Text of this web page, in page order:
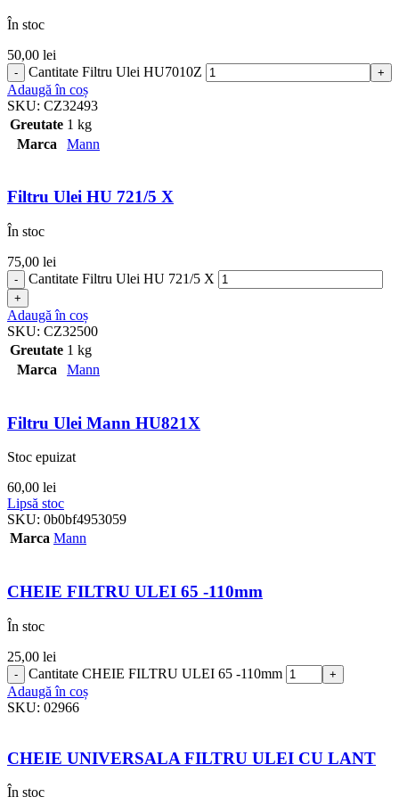
În stoc
50,00 lei
Cantitate Filtru Ulei HU7010Z
Adaugă în coș
SKU: CZ32493
Greutate 1 kg
Marca
Mann
Filtru Ulei HU 721/5 X
În stoc
75,00 lei
Cantitate Filtru Ulei HU 721/5 X
Adaugă în coș
SKU: CZ32500
Greutate 1 kg
Marca
Mann
Filtru Ulei Mann HU821X
Stoc epuizat
60,00 lei
Lipsă stoc
SKU: 0b0bf4953059
Marca Mann
CHEIE FILTRU ULEI 65 -110mm
În stoc
25,00 lei
Cantitate CHEIE FILTRU ULEI 65 -110mm
Adaugă în coș
SKU: 02966
CHEIE UNIVERSALA FILTRU ULEI CU LANT
În stoc